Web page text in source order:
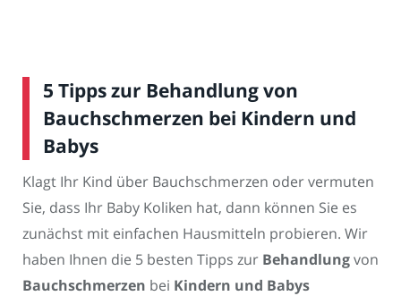
5 Tipps zur Behandlung von
Bauchschmerzen bei Kindern und
Babys
Klagt Ihr Kind über Bauchschmerzen oder vermuten
Sie, dass Ihr Baby Koliken hat, dann können Sie es
zunächst mit einfachen Hausmitteln probieren. Wir
haben Ihnen die 5 besten Tipps zur Behandlungvon
Bauchschmerzen bei Kindern und Babys